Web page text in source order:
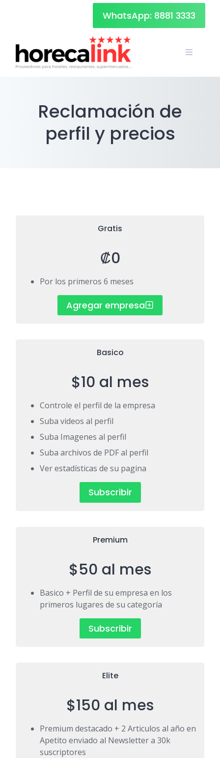
WhatsApp: 8881 3333
Reclamación de
perfil y precios
Gratis
₡0
Por los primeros 6 meses
Agregar empresa
Basico
$10 al mes
Controle el perfil de la empresa
Suba videos al perfil
Suba Imagenes al perfil
Suba archivos de PDF al perfil
Ver estadísticas de su pagina
Subscribir
Premium
$50 al mes
Basico + Perfil de su empresa en los
primeros lugares de su categoría
Subscribir
Elite
$150 al mes
Premium destacado + 2 Articulos al año en
Apetito enviado al Newsletter a 30k
suscriptores